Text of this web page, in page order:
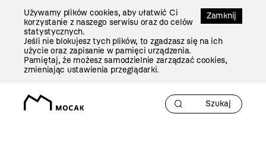
Zamknij
Używamy plików cookies, aby ułatwić Ci
korzystanie z naszego serwisu oraz do celów
statystycznych.
Jeśli nie blokujesz tych plików, to zgadzasz się na ich
użycie oraz zapisanie w pamięci urządzenia.
Pamiętaj, że możesz samodzielnie zarządzać cookies,
zmieniając ustawienia przeglądarki.